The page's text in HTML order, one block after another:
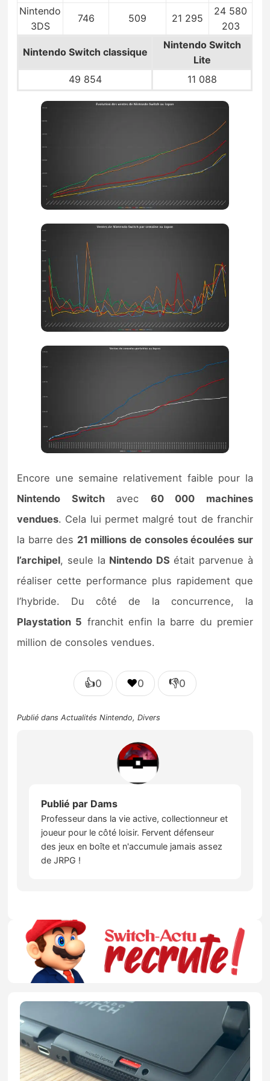
Nintendo
3DS
746 509 21 295
24 580
203
Nintendo Switch classique
Nintendo Switch
Lite
49 854
11 088
Encore une semaine relativement faible pour la
Nintendo Switchavec 60 000 machines
vendues. Cela lui permet malgré tout de franchir
la barre des 21 millions de consoles écoulées sur
l’archipel, seule la Nintendo DS était parvenue à
réaliser cette performance plus rapidement que
l’hybride. Du côté de la concurrence, la
Playstation 5 franchit enfin la barre du premier
million de consoles vendues.
👍0 ❤️0 👎0
Publié dansActualités Nintendo,Divers
Publié par Dams
Professeur dans la vie active, collectionneur et
joueur pour le côté loisir. Fervent défenseur
des jeux en boîte et n'accumule jamais assez
de JRPG !